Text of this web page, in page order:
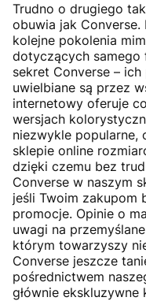
Trudno o drugiego
obuwia jak
kolejne pokolenia
dotyczących samego
sekret Converse –
uwielbiane są przez
internetowy oferuje
wersjach
niezwykle popularne,
sklepie online
dzięki czemu bez
Converse w naszym
jeśli Twoim zakupom
promocje. Opinie o
uwagi na
którym towarzyszy
Converse jeszcze
pośrednictwem
głównie